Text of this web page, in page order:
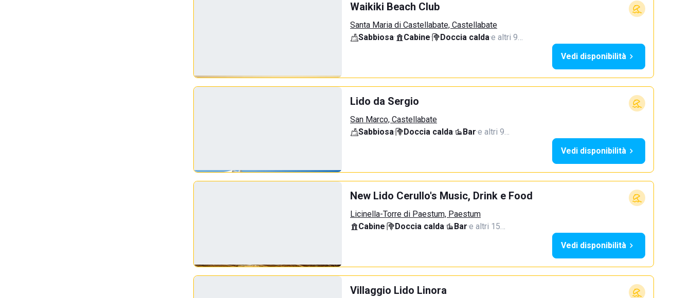
Waikiki Beach Club
Santa Maria di Castellabate, Castellabate
Sabbiosa· Cabine· Doccia calda·e altri 9…
Vedi disponibilità
Lido da Sergio
San Marco, Castellabate
Sabbiosa· Doccia calda· Bar·e altri 9…
Vedi disponibilità
New Lido Cerullo's Music, Drink e Food
Licinella-Torre di Paestum, Paestum
Cabine· Doccia calda· Bar·e altri 15…
Vedi disponibilità
Villaggio Lido Linora